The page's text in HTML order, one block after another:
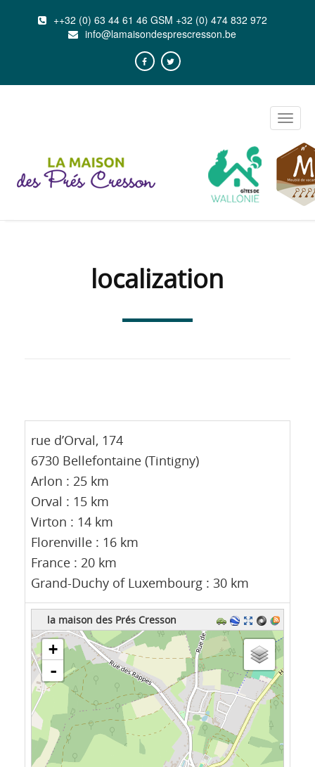
++32 (0) 63 44 61 46 GSM +32 (0) 474 832 972
info@lamaisondesprescresson.be
Toggle
localization
rue d’Orval, 174
6730 Bellefontaine (Tintigny)
Arlon : 25 km
Orval : 15 km
Virton : 14 km
Florenville : 16 km
France : 20 km
Grand-Duchy of Luxembourg : 30 km
la maison des Prés Cresson
loading map - please wait...
+
-